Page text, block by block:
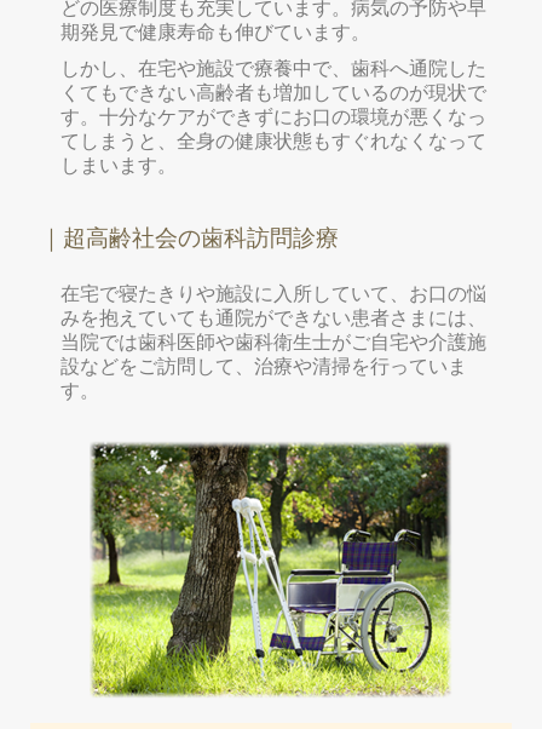
どの医療制度も充実しています。病気の予防や早
期発見で健康寿命も伸びています。
しかし、在宅や施設で療養中で、歯科へ通院した
くてもできない高齢者も増加しているのが現状で
す。十分なケアができずにお口の環境が悪くなっ
てしまうと、全身の健康状態もすぐれなくなって
しまいます。
｜超高齢社会の歯科訪問診療
在宅で寝たきりや施設に入所していて、お口の悩
みを抱えていても通院ができない患者さまには、
当院では歯科医師や歯科衛生士がご自宅や介護施
設などをご訪問して、治療や清掃を行っていま
す。